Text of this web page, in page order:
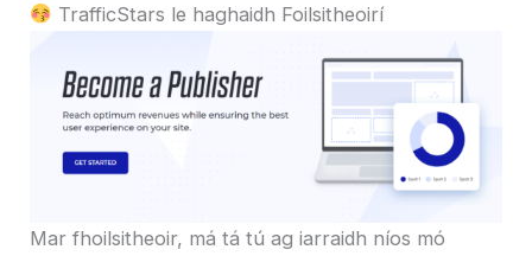
TrafficStars le haghaidh Foilsitheoirí
Mar fhoilsitheoir, má tá tú ag iarraidh níos mó